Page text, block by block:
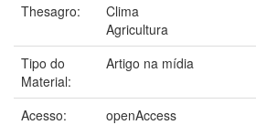
Thesagro:
Clima
Agricultura
Tipo do
Material:
Artigo na mídia
Acesso:
openAccess